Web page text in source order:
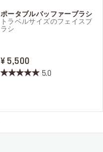
ポータブルバッファーブラシ
トラベルサイズのフェイスブ
ラシ
¥ 5,500
5.0
星
5
で